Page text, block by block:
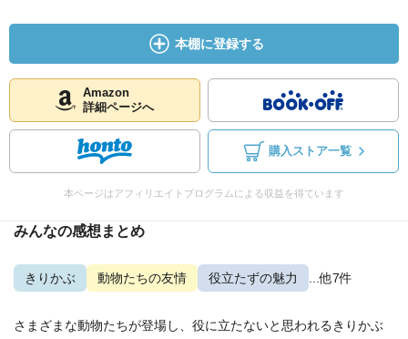
本棚に登録する
Amazon
詳細ページへ
購入ストア一覧
本ページはアフィリエイトプログラムによる収益を得ています
みんなの感想まとめ
きりかぶ 動物たちの友情 役立たずの魅力 ...他7件
さまざまな動物たちが登場し、役に立たないと思われるきりかぶ